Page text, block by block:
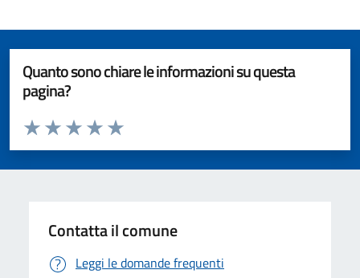
Quanto sono chiare le informazioni su questa
pagina?
Valuta da 1 a 5 stelle la pagina
Valuta 5 stelle su 5
Valuta 4 stelle su 5
Valuta 3 stelle su 5
Valuta 2 stelle su 5
Valuta 1 stelle su 5
Contatta il comune
Leggi le domande frequenti